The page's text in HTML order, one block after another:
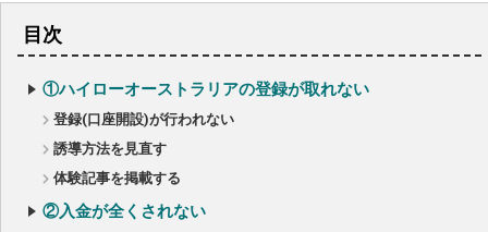
目次
①ハイローオーストラリアの登録が取れない
登録(口座開設)が行われない
誘導方法を見直す
体験記事を掲載する
②入金が全くされない